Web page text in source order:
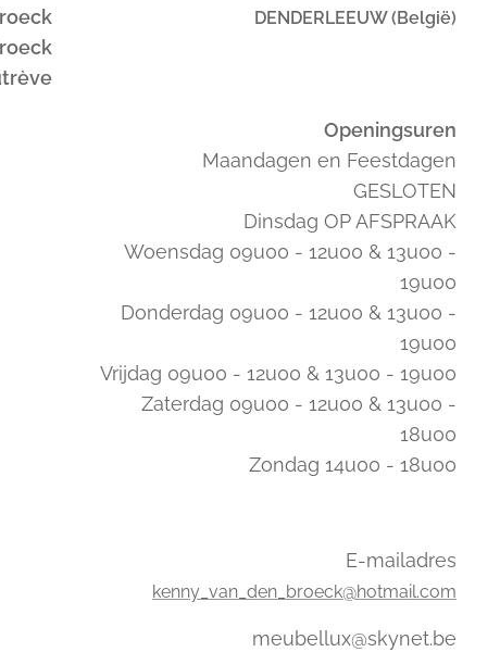
DENDERLEEUW (België)
Openingsuren
Maandagen en Feestdagen
GESLOTEN
Dinsdag OP AFSPRAAK
Woensdag 09u00 - 12u00 & 13u00 -
19u00
Donderdag 09u00 - 12u00 & 13u00 -
19u00
Vrijdag 09u00 - 12u00 & 13u00 - 19u00
Zaterdag 09u00 - 12u00 & 13u00 -
18u00
Zondag 14u00 - 18u00
E-mailadres
kenny_van_den_broeck@hotmail.com
meubellux@skynet.be